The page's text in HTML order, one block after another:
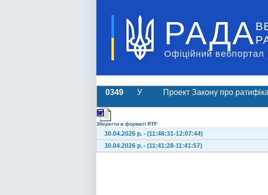
РАДА
Офіційний вебпортал
0349 У
Проект Закону про
Зберегти в форматі RTF
30.04.2026 р. - (11:46:31-12:07:44)
30.04.2026 р. - (11:41:28-11:41:57)